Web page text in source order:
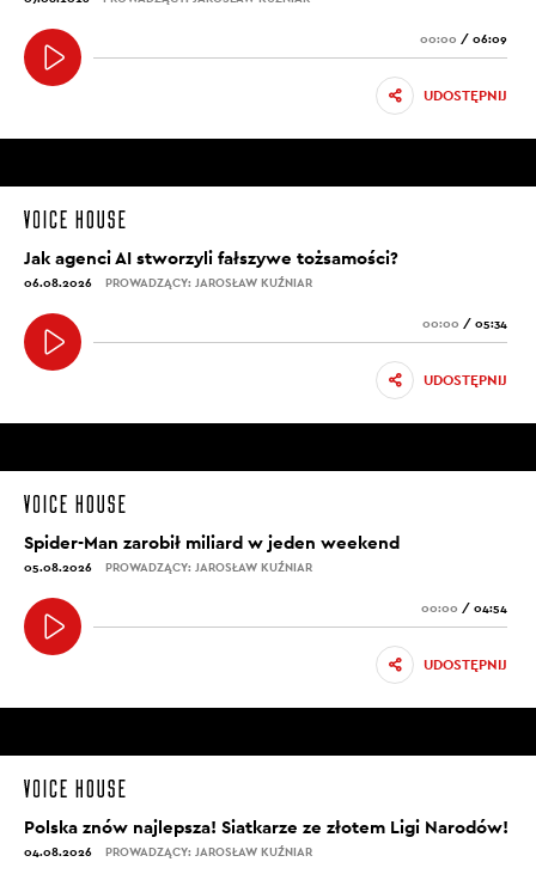
00:00 / 06:09
UDOSTĘPNIJ
Jak agenci AI stworzyli fałszywe tożsamości?
06.08.2026 PROWADZĄCY: JAROSŁAW KUŹNIAR
00:00 / 05:34
UDOSTĘPNIJ
Spider-Man zarobił miliard w jeden weekend
05.08.2026 PROWADZĄCY: JAROSŁAW KUŹNIAR
00:00 / 04:54
UDOSTĘPNIJ
Polska znów najlepsza! Siatkarze ze złotem Ligi Narodów!
04.08.2026 PROWADZĄCY: JAROSŁAW KUŹNIAR